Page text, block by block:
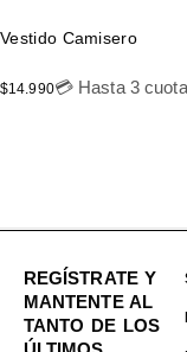
Vestido Camisero
$14.990💳 Hasta 3
REGÍSTRATE Y
MANTENTE AL
TANTO DE LOS